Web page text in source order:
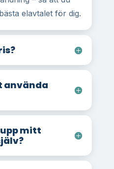
elavtalet för dig.
använda
mitt